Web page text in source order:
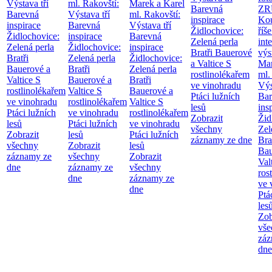
Výstava tří
Barevná
inspirace
Židlochovice:
Zelená perla
Bratři
Bauerové a
Valtice S
rostlinolékařem
ve vinohradu
Ptáci lužních
lesů
Zobrazit
všechny
záznamy ze
dne
ml. Rakovští:
Výstava tří
Barevná
inspirace
Židlochovice:
Zelená perla
Bratři
Bauerové a
Valtice S
rostlinolékařem
ve vinohradu
Ptáci lužních
lesů
Zobrazit
všechny
záznamy ze
dne
Marek a Karel
ml. Rakovští:
Výstava tří
Barevná
inspirace
Židlochovice:
Zelená perla
Bratři
Bauerové a
Valtice S
rostlinolékařem
ve vinohradu
Ptáci lužních
lesů
Zobrazit
všechny
záznamy ze
dne
Barevná
inspirace
Židlochovice:
Zelená perla
Bratři Bauerové
a Valtice S
rostlinolékařem
ve vinohradu
Ptáci lužních
lesů
Zobrazit
všechny
záznamy ze dne
ml.
ve
dne